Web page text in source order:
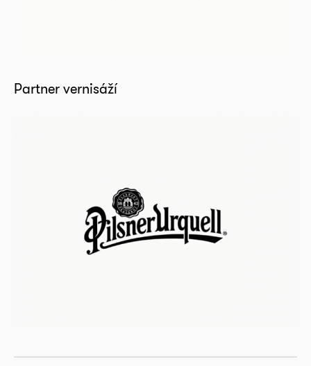
Partner vernisáží